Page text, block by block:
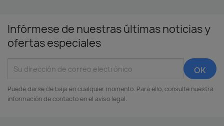
Infórmese de nuestras últimas noticias y
ofertas especiales
Puede darse de baja en cualquier momento. Para ello, consulte nuestra
información de contacto en el aviso legal.